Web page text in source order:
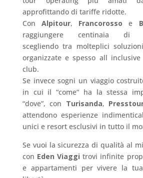
approfittando di tariffe ridotte.
ConAlpitour, Francorosso e
raggiungere centinaia di
scegliendo tra molteplici
organizzate e spesso all
club.
Se invece sogni un viaggio
in cui il “come” ha la stessa
“dove”, con Turisanda,
attendono esperienze
unici e resort esclusivi in tutto il
Se vuoi la sicurezza di qualità al
con Eden Viaggi trovi infinite
e appartamenti per vivere la